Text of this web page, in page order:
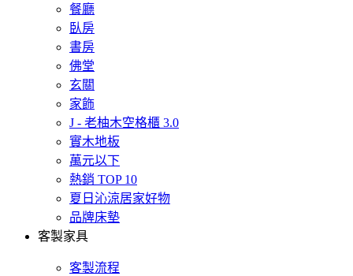
餐廳
臥房
書房
佛堂
玄關
家飾
J - 老柚木空格櫃 3.0
實木地板
萬元以下
熱銷 TOP 10
夏日沁涼居家好物
品牌床墊
客製家具
客製流程